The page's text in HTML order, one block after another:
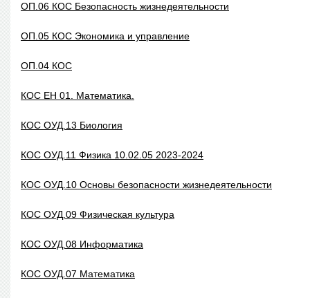
ОП.06 КОС Безопасность жизнедеятельности
ОП.05 КОС Экономика и управление
ОП.04 КОС
КОС ЕН 01. Математика.
КОС ОУД.13 Биология
КОС ОУД.11 Физика 10.02.05 2023-2024
КОС ОУД.10 Основы безопасности жизнедеятельности
КОС ОУД.09 Физическая культура
КОС ОУД.08 Информатика
КОС ОУД.07 Математика